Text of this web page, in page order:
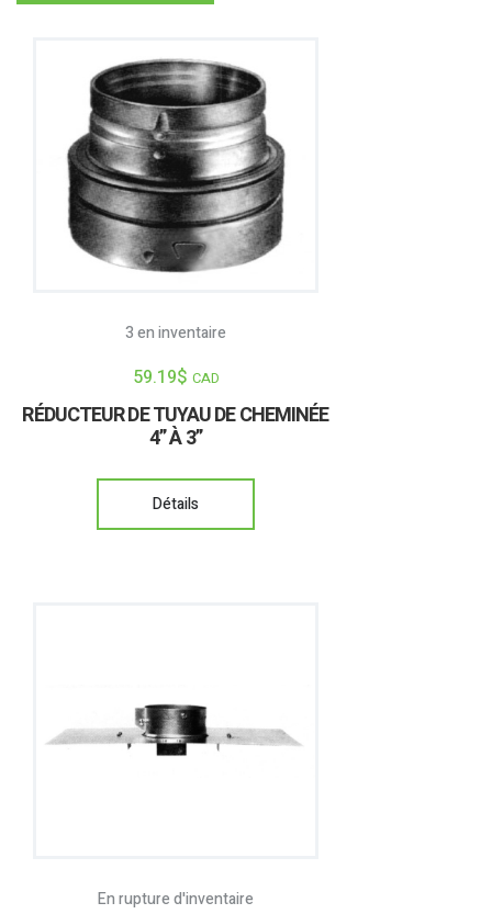
3 en inventaire
59.19$ CAD
RÉDUCTEUR DE TUYAU DE CHEMINÉE
4” À 3”
Détails
En rupture d'inventaire